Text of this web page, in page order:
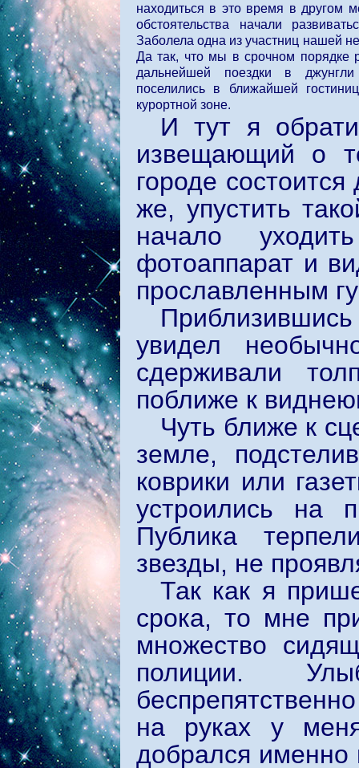
находиться в это время в другом
обстоятельства начали
Заболела одна из участниц нашей
Да так, что мы в срочном порядке
дальнейшей поездки в
поселились в ближайшей
курортной зоне.
И тут я
извещающий о
городе
же, упустить
начало
фотоаппарат и
прославленным
увидел
сдерживали
поближе к
Чуть ближе к
земле,
коврики или
устроились на
Публика
звезды, не
Так как я
срока, то мне
множество
полиции.
на руках у
добрался именно